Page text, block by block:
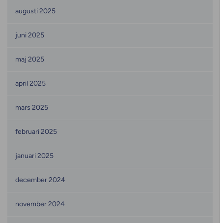
augusti 2025
juni 2025
maj 2025
april 2025
mars 2025
februari 2025
januari 2025
december 2024
november 2024